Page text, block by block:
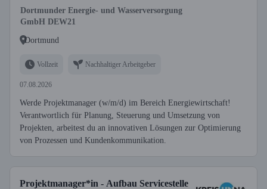
Dortmunder Energie- und Wasserversorgung
GmbH DEW21
Dortmund
Vollzeit Nachhaltiger Arbeitgeber
07.08.2026
Werde Projektmanager (w/m/d) im Bereich Energiewirtschaft!
Verantwortlich für Planung, Steuerung und Umsetzung von
Projekten, arbeitest du an innovativen Lösungen zur Optimierung
von Prozessen und Kundenkommunikation.
Projektmanager*in - Aufbau Servicestelle